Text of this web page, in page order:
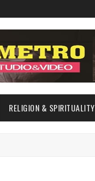
RELIGION & SPIRITUALITY